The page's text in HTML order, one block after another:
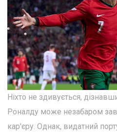
Ніхто не здивується,
Роналду може незабаром
кар'єру. Однак, видатний